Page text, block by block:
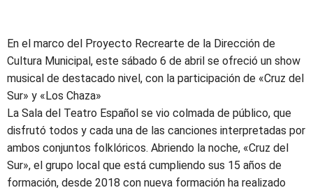
En el marco del Proyecto Recrearte de la Dirección de
Cultura Municipal, este sábado 6 de abril se ofreció un show
musical de destacado nivel, con la participación de «Cruz del
Sur» y «Los Chaza»
La Sala del Teatro Español se vio colmada de público, que
disfrutó todos y cada una de las canciones interpretadas por
ambos conjuntos folklóricos. Abriendo la noche, «Cruz del
Sur», el grupo local que está cumpliendo sus 15 años de
formación, desde 2018 con nueva formación ha realizado